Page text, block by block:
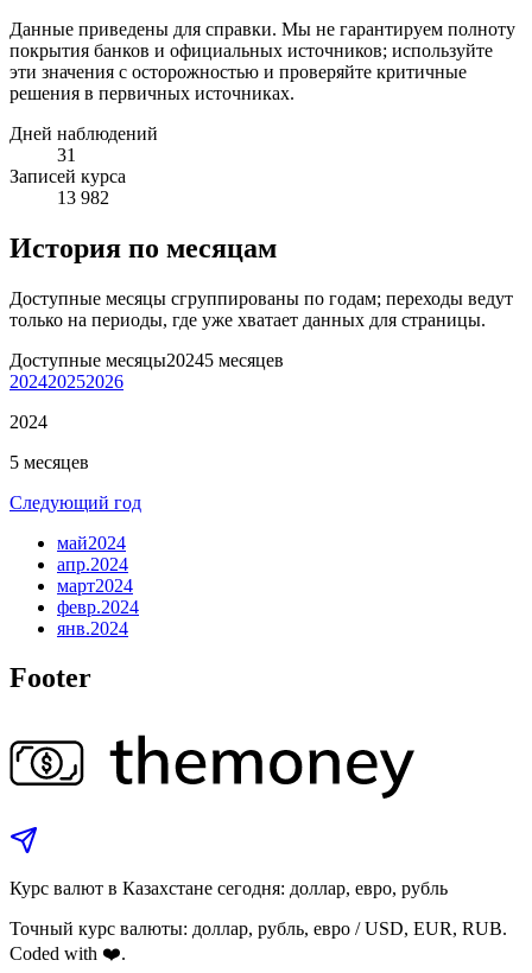
Данные приведены для справки. Мы не гарантируем полноту
покрытия банков и официальных источников; используйте
эти значения с осторожностью и проверяйте критичные
решения в первичных источниках.
Дней наблюдений
31
Записей курса
13 982
История по месяцам
Доступные месяцы сгруппированы по годам; переходы ведут
только на периоды, где уже хватает данных для страницы.
Доступные месяцы20245 месяцев
202420252026
2024
5 месяцев
Следующий год
май2024
апр.2024
март2024
февр.2024
янв.2024
Footer
Курс валют в Казахстане сегодня: доллар, евро, рубль
Точный курс валюты: доллар, рубль, евро / USD, EUR, RUB.
Coded with ❤️.